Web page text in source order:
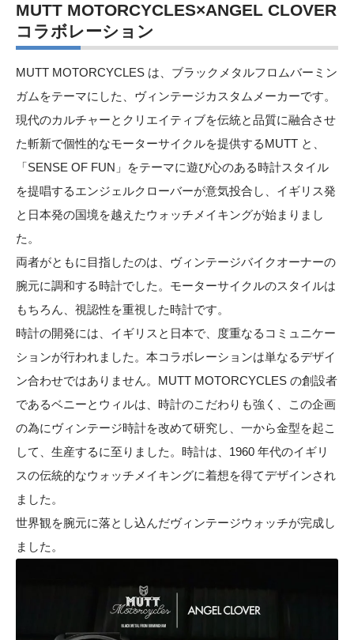
MUTT MOTORCYCLES×ANGEL CLOVER
コラボレーション
MUTT MOTORCYCLES は、ブラックメタルフロムバーミン
ガムをテーマにした、ヴィンテージカスタムメーカーです。
現代のカルチャーとクリエイティブを伝統と品質に融合させ
た斬新で個性的なモーターサイクルを提供するMUTT と、
「SENSE OF FUN」をテーマに遊び心のある時計スタイル
を提唱するエンジェルクローバーが意気投合し、イギリス発
と日本発の国境を越えたウォッチメイキングが始まりまし
た。
両者がともに目指したのは、ヴィンテージバイクオーナーの
腕元に調和する時計でした。モーターサイクルのスタイルは
もちろん、視認性を重視した時計です。
時計の開発には、イギリスと日本で、度重なるコミュニケー
ションが行われました。本コラボレーションは単なるデザイ
ン合わせではありません。MUTT MOTORCYCLES の創設者
であるベニーとウィルは、時計のこだわりも強く、この企画
の為にヴィンテージ時計を改めて研究し、一から金型を起こ
して、生産するに至りました。時計は、1960 年代のイギリ
スの伝統的なウォッチメイキングに着想を得てデザインされ
ました。
世界観を腕元に落とし込んだヴィンテージウォッチが完成し
ました。